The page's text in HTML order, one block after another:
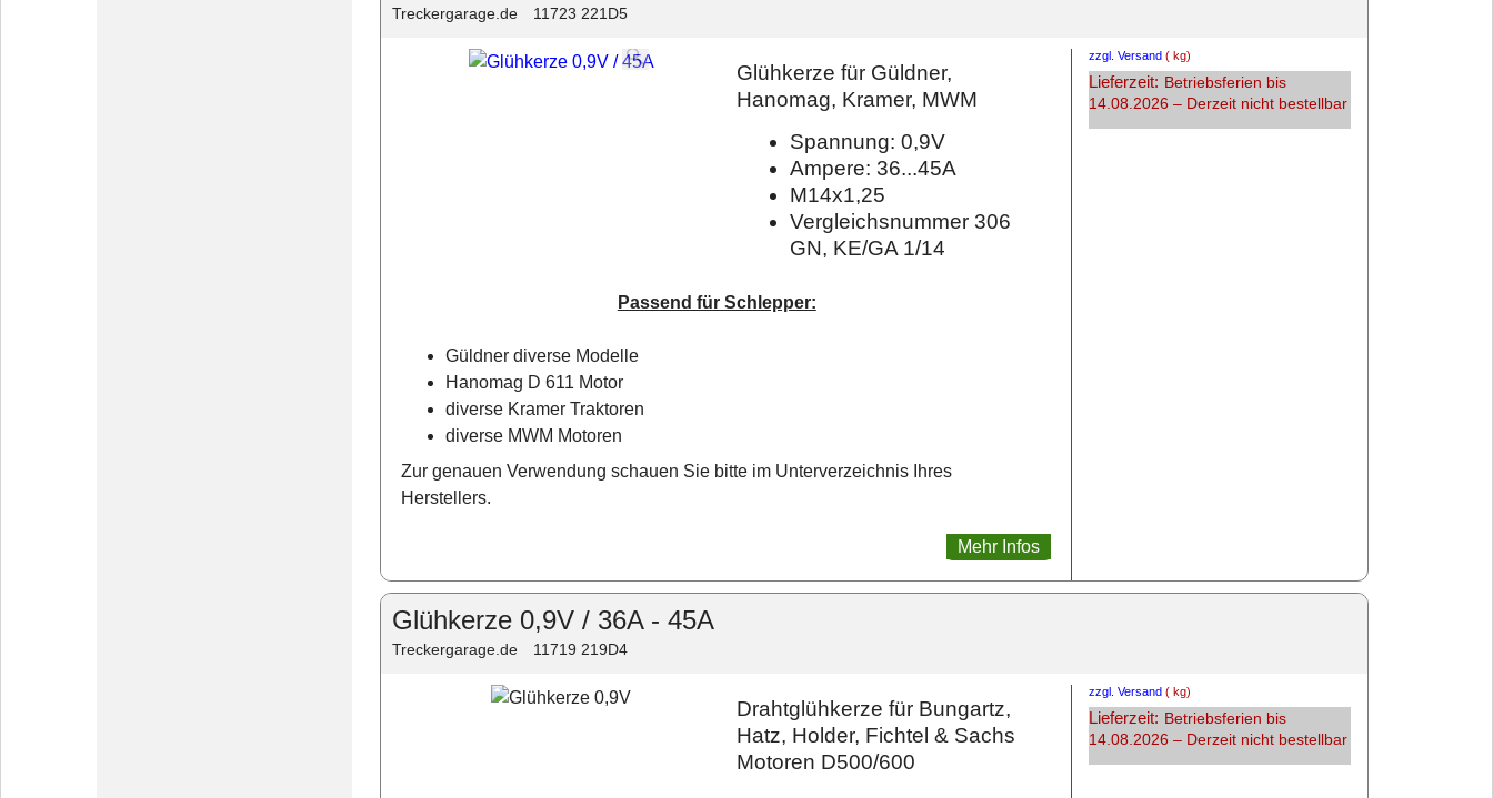
Treckergarage.de 11723 221D5
zzgl. Versand kg
Lieferzeit: Betriebsferien bis
14.08.2026 – Derzeit nicht bestellbar
Glühkerze für Güldner,
Hanomag, Kramer, MWM
Spannung: 0,9V
Ampere: 36...45A
M14x1,25
Vergleichsnummer 306
GN, KE/GA 1/14
Passend für Schlepper:
Güldner diverse Modelle
Hanomag D 611 Motor
diverse Kramer Traktoren
diverse MWM Motoren
Zur genauen Verwendung schauen Sie bitte im Unterverzeichnis Ihres
Herstellers.
Mehr Infos
Glühkerze 0,9V / 36A - 45A
Treckergarage.de 11719 219D4
zzgl. Versand kg
Lieferzeit: Betriebsferien bis
14.08.2026 – Derzeit nicht bestellbar
Drahtglühkerze für Bungartz,
Hatz, Holder, Fichtel & Sachs
Motoren D500/600